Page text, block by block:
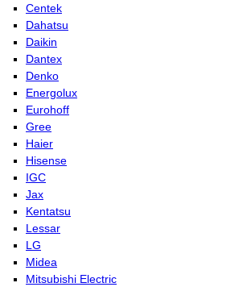
Centek
Dahatsu
Daikin
Dantex
Denko
Energolux
Eurohoff
Gree
Haier
Hisense
IGC
Jax
Kentatsu
Lessar
LG
Midea
Mitsubishi Electric